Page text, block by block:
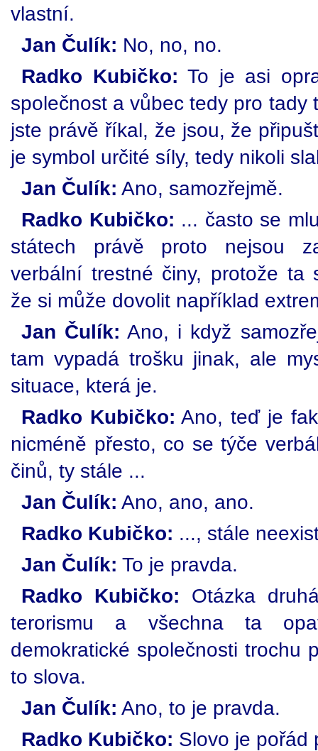
vlastní.
Jan Čulík: No, no, no.
Radko Kubičko: To je asi
společnost a vůbec tedy pro tady
jste právě říkal, že jsou, že
je symbol určité síly, tedy nikoli
Jan Čulík: Ano, samozřejmě.
Radko Kubičko: ... často se
státech právě proto nejsou
verbální trestné činy, protože ta
že si může dovolit například
Jan Čulík: Ano, i když
tam vypadá trošku jinak, ale
situace, která je.
Radko Kubičko: Ano, teď je
nicméně přesto, co se týče
činů, ty stále ...
Jan Čulík: Ano, ano, ano.
Radko Kubičko: ..., stále
Jan Čulík: To je pravda.
Radko Kubičko: Otázka
terorismu a všechna ta
demokratické společnosti trochu
to slova.
Jan Čulík: Ano, to je pravda.
Radko Kubičko: Slovo je pořád